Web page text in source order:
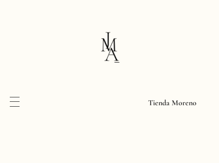
Tienda Moreno